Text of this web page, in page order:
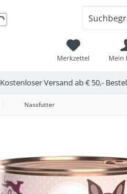
Merkzettel Mein
Kostenloser Versand ab € 50,-
Nassfutter